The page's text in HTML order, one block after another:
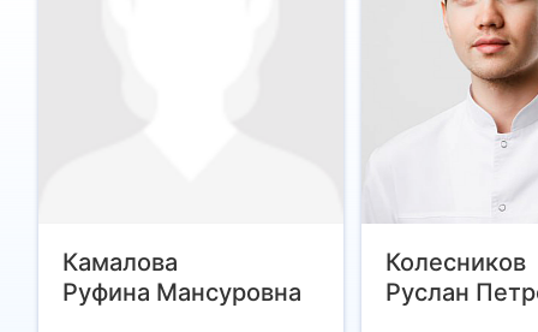
Камалова
Руфина Мансуровна
Колесников
Руслан